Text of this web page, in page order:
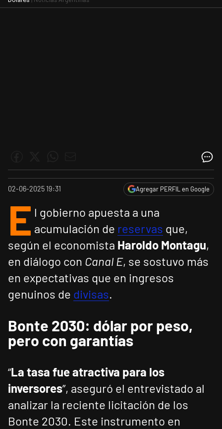
02-06-2025 19:31 Agregar PERFIL en Google
E l gobierno apuesta a una
acumulación de reservas que,
según el economista Haroldo Montagu,
en diálogo con Canal E, se sostuvo más
en expectativas que en ingresos
genuinos de divisas.
Bonte 2030: dólar por peso,
pero con garantías
“La tasa fue atractiva para los
inversores”, aseguró el entrevistado al
analizar la reciente licitación de los
Bonte 2030. Este instrumento en